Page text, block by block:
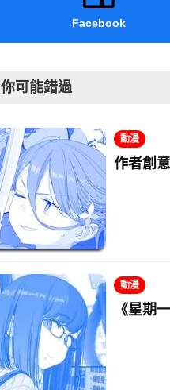
Facebook
你可能錯過
動漫
作者創
動漫
《星期